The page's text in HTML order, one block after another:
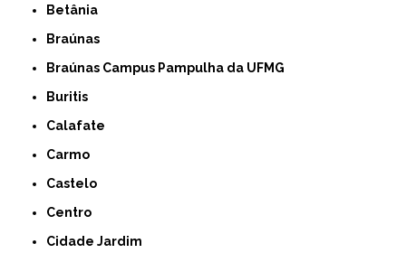
Betânia
Braúnas
Braúnas Campus Pampulha da UFMG
Buritis
Calafate
Carmo
Castelo
Centro
Cidade Jardim